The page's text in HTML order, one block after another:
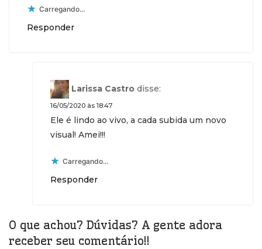
Carregando...
Responder
Larissa Castro disse:
16/05/2020 às 18:47
Ele é lindo ao vivo, a cada subida um novo
visual! Amei!!!
Carregando...
Responder
O que achou? Dúvidas? A gente adora
receber seu comentário!!